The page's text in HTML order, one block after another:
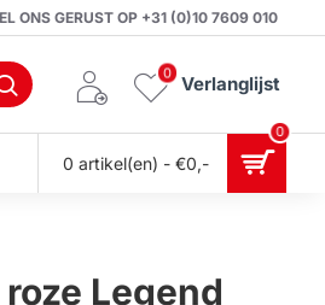
ONS GERUST OP +31 (0)10 7609 010
Verlanglijst
0
0 artikel(en) - €0,-
0
Legend